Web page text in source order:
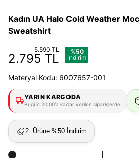
Kadın UA Halo Cold Weather
Sweatshirt
5.590 TL
2.795 TL
%50
indirim
Materyal Kodu: 6007657-001
YARIN KARGODA
Bugün 20:00'a kadar verilen siparişlerde
2. Ürüne %50 İndirim
Giriş Yap
E-posta
Beni Hatırla
Giriş Yap